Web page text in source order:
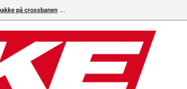
på crossbanen